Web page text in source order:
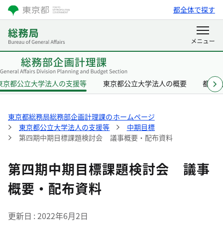
都全体で探す
京都公立大学法人の支援等 東京都公立大学法人の概要 都立
東京都総務局総務部企画計理課のホームページ
東京都公立大学法人の支援等
中期目標
第四期中期目標課題検討会 議事概要・配布資料
第四期中期目標課題検討会 議事
概要・配布資料
更新日 2022年6月2日